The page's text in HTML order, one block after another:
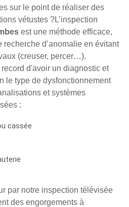
sur le point de réaliser des
vétustes ?L’inspection
est une méthode efficace,
d’anomalie en évitant
(creuser, percer…).
d'avoir un diagnostic et
le type de dysfonctionnement
et systèmes
:
cassée
par notre inspection télévisée
des engorgements à